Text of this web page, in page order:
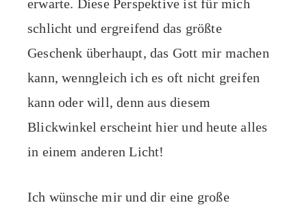
erwarte. Diese Perspektive ist für mich
schlicht und ergreifend das größte
Geschenk überhaupt, das Gott mir machen
kann, wenngleich ich es oft nicht greifen
kann oder will, denn aus diesem
Blickwinkel erscheint hier und heute alles
in einem anderen Licht!
Ich wünsche mir und dir eine große